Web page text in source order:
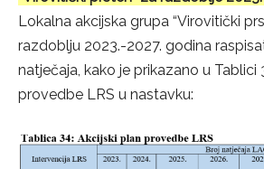
Lokalna akcijska grupa “Virovitički
razdoblju 2023.-2027. godina
natječaja, kako je prikazano u Tablici
provedbe LRS u nastavku: